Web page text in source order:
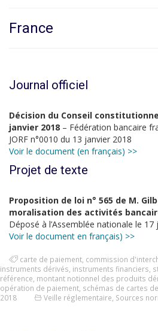
France
Journal officiel
Décision du Conseil
janvier 2018 – Fédération bancaire
JORF n°0010 du 13 janvier 2018
Voir le document (en français) >>
Projet de texte
Proposition de loi n° 565 de M.
moralisation des activités
Déposé à l’Assemblée nationale le 17
Voir le document en français) >>
carte de paiement commission
instruments dérivés instruments financiers
référence montant notionnel des produits
opération de paiement schémas de cartes
2018
Veille réglementaire Sources